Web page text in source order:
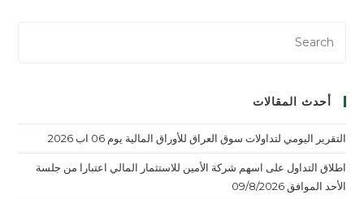
أحدث المقالات
التقرير اليومي لتداولات سوق العراق للأوراق المالية يوم 06 اب 2026
اطلاق التداول على اسهم شركة الأمين للاستثمار المالي اعتبارا من جلسة
الأحد الموافق 09/8/2026